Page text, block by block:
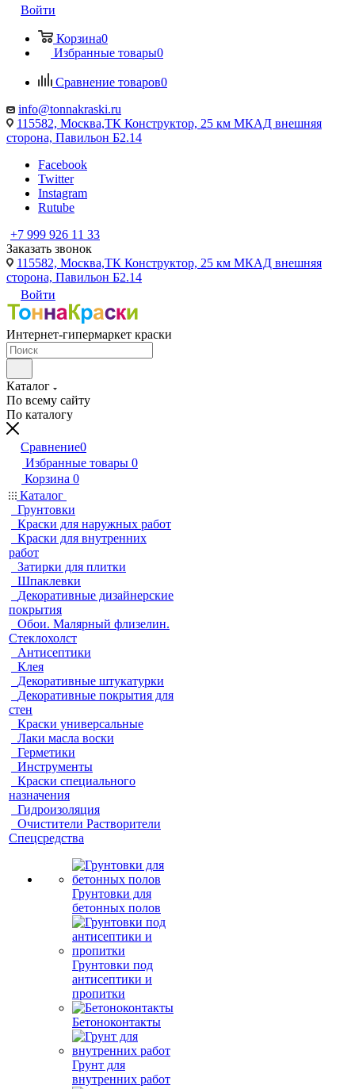
Войти
Корзина0
Избранные товары0
Сравнение товаров0
info@tonnakraski.ru
115582, Москва,ТК Конструктор, 25 км МКАД внешняя
сторона, Павильон Б2.14
Facebook
Twitter
Instagram
Rutube
+7 999 926 11 33
Заказать звонок
115582, Москва,ТК Конструктор, 25 км МКАД внешняя
сторона, Павильон Б2.14
Войти
Интернет-гипермаркет краски
Каталог
По всему сайту
По каталогу
Сравнение0
Избранные товары 0
Корзина 0
Каталог
Грунтовки
Краски для наружных работ
Краски для внутренних
работ
Затирки для плитки
Шпаклевки
Декоративные дизайнерские
покрытия
Обои. Малярный флизелин.
Стеклохолст
Антисептики
Клея
Декоративные штукатурки
Декоративные покрытия для
стен
Краски универсальные
Лаки масла воски
Герметики
Инструменты
Краски специального
назначения
Гидроизоляция
Очистители Растворители
Спецсредства
Грунтовки для
бетонных полов
Грунтовки под
антисептики и
пропитки
Бетоноконтакты
Грунт для
внутренних работ